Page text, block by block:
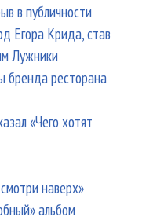
в публичности
Егора Крида, став
Лужники
бренда ресторана
«Чего хотят
наверх»
альбом